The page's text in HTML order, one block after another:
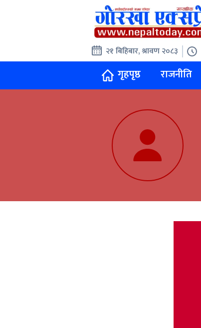
२१ बिहिबार, श्रावण २०८३
गृहपृष्ठ राजनीति